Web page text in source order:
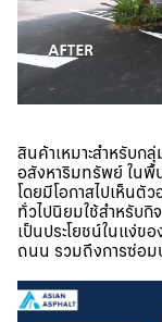
สินค้าเหมาะสำหรับก
อสังหาริมทรัพย์ ในพื้
โดยมีโอกาสไปเห็นตั
ทั่วไปนิยมใช้สำหรับกิ
เป็นประโยชน์ในแง่ข
ถนน รวมถึงการซ่อม